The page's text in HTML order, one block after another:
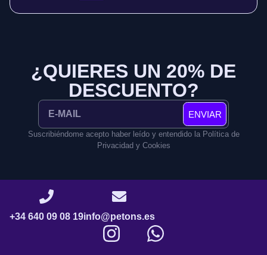
¿QUIERES UN 20% DE
DESCUENTO?
ENVIAR
Suscribiéndome acepto haber leído y entendido la Política de
Privacidad y Cookies
+34 640 09 08 19info@petons.es